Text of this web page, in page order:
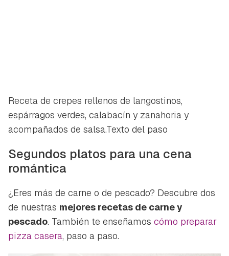
Para poder guardar como favorito, primero has de
iniciar sesión con tu cuenta de Hogarmanía.
INICIAR SESIÓN CANCELAR
Receta de crepes rellenos de langostinos,
espárragos verdes, calabacín y zanahoria y
acompañados de salsa.Texto del paso
Segundos platos para una cena
romántica
¿Eres más de carne o de pescado? Descubre dos
de nuestras mejores recetas de carne y
pescado. También te enseñamos cómo preparar
pizza casera, paso a paso.
Contenido enviado
Gracias por suscribirte a nuestro boletín.